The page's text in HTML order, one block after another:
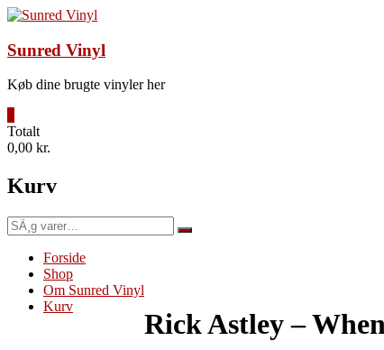
Videre
indhold
Sunred Vinyl
Køb dine brugte vinyler her
Totalt
0,00 kr.
Kurv
SÃ¸g
efter:
Forside
Shop
Om Sunred Vinyl
Kurv
Rick Astley –